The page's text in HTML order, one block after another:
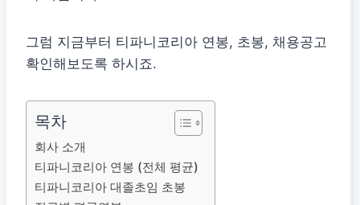
그럼 지금부터 티파니코리아 연봉, 초봉, 채용공고
확인해보도록 하시죠.
목차
회사 소개
티파니코리아 연봉 (전체 평균)
티파니코리아 대졸초임 초봉